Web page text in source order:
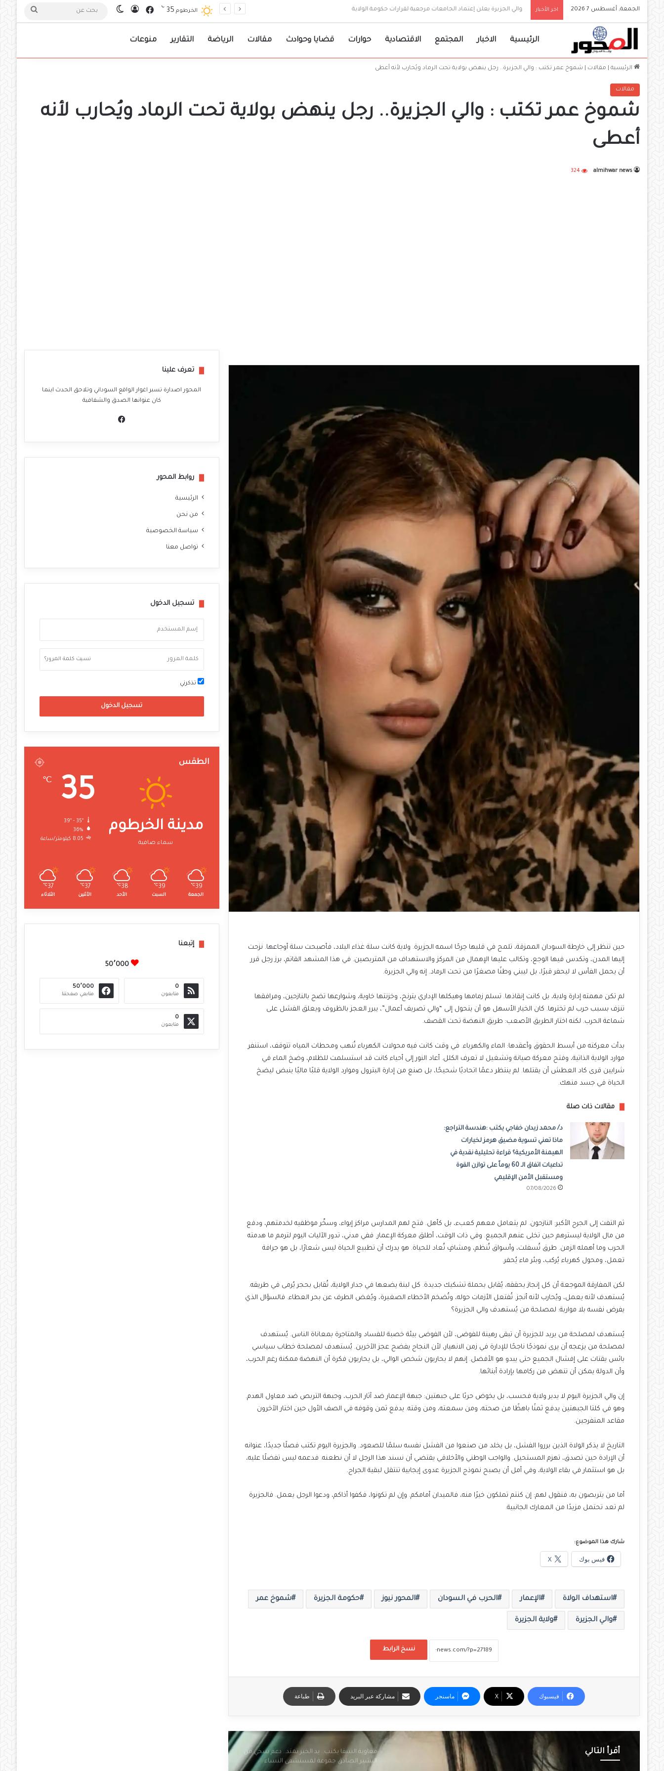
الجمعة, أغسطس 7 2026 اخر الأخبار والي الجزيرة يعلن إعتماد الجامعات مرجعية لقرارات حكومة الولاية الخرطوم 35
℃ فيسبوكتسجيل الدخول
الوضع المظلم
الرئيسية الاخبار المجتمع الاقتصادية حوارات قضايا وحوادث مقالات الرياضة التقارير منوعات
الرئيسية مقالات شموخ عمر تكتب : والي الجزيرة.. رجل ينهض بولاية تحت الرماد ويُحارب لأنه أعطى
مقالات
شموخ عمر تكتب : والي الجزيرة.. رجل ينهض بولاية تحت الرماد ويُحارب لأنه
أعطى
almihwar news
324
حين تنظر إلى خارطة السودان الممزقة، تلمح في قلبها جرحًا اسمه الجزيرة. ولاية كانت سلة غذاء البلاد، فأصبحت سلة أوجاعها. نزحت
إليها المدن، وتكدس فيها الوجع، وتكالب عليها الإهمال من المركز والاستهداف من المتربصين. في هذا المشهد القاتم، برز رجل قرر
أن يحمل الفأس لا ليحفر قبرًا، بل ليبني وطنًا مصغرًا من تحت الرماد. إنه والي الجزيرة.
لم تكن مهمته إدارة ولاية، بل كانت إنقاذها. تسلم زمامها وهيكلها الإداري يترنح، وخزنتها خاوية، وشوارعها تضج بالنازحين، ومرافقها
تنزف بسبب حرب لم تخترها. كان الخيار الأسهل هو أن يتحول إلى “والي تصريف أعمال”، يبرر العجز بالظروف ويعلق الفشل على
شماعة الحرب. لكنه اختار الطريق الأصعب: طريق النهضة تحت القصف.
بدأت معركته من أبسط الحقوق وأعقدها: الماء والكهرباء. في وقت كانت فيه محولات الكهرباء تُنهب ومحطات المياه تتوقف، استنفر
موارد الولاية الذاتية، وفتح معركة صيانة وتشغيل لا تعرف الكلل. أعاد النور إلى أحياء كانت قد استسلمت للظلام، وضخ الماء في
شرايين قرى كاد العطش أن يقتلها. لم ينتظر دعمًا اتحاديًا شحيحًا، بل صنع من إدارة البترول وموارد الولاية قلبًا ماليًا ينبض ليضخ
الحياة في جسد منهك.
مقالات ذات صلة
د/ محمد زيدان خفاجي يكتب :هندسة التراجع:
ماذا تعني تسوية مضيق هرمز لخيارات
الهيمنة الأمريكية؟ قراءة تحليلية نقدية في
تداعيات اتفاق الـ 60 يوماً على توازن القوة
ومستقبل الأمن الإقليمي
07/08/2026
ثم التفت إلى الجرح الأكبر: النازحون. لم يتعامل معهم كعبء، بل كأهل. فتح لهم المدارس مراكز إيواء، وسخّر موظفيه لخدمتهم، ودفع
من مال الولاية ليسترهم حين تخلى عنهم الجميع. وفي ذات الوقت، أطلق معركة الإعمار. ففي مدني، تدور الآليات اليوم لترمم ما هدمته
الحرب وما أهمله الزمن. طرق تُسفلت، وأسواق تُنظم، ومشافٍ تُعاد للحياة. هو يدرك أن تطبيع الحياة ليس شعارًا، بل هو جرافة
تعمل، ومحول كهرباء يُركب، وبئر ماء يُحفر.
لكن المفارقة الموجعة أن كل إنجاز يحققه، يُقابل بحملة تشكيك جديدة. كل لبنة يضعها في جدار الولاية، تُقابل بحجر يُرمى في طريقه.
يُستهدف لأنه يعمل، ويُحارب لأنه أنجز. تُفتعل الأزمات حوله، وتُضخم الأخطاء الصغيرة، ويُغض الطرف عن بحر العطاء. فالسؤال الذي
يفرض نفسه بلا مواربة: لمصلحة من يُستهدف والي الجزيرة؟
يُستهدف لمصلحة من يريد للجزيرة أن تبقى رهينة للفوضى، لأن الفوضى بيئة خصبة للفساد والمتاجرة بمعاناة الناس. يُستهدف
لمصلحة من يزعجه أن يرى نموذجًا ناجحًا للإدارة في زمن الانهيار، لأن النجاح يفضح عجز الآخرين. يُستهدف لمصلحة خطاب سياسي
بائس يقتات على إفشال الجميع حتى يبدو هو الأفضل. إنهم لا يحاربون شخص الوالي، بل يحاربون فكرة أن النهضة ممكنة رغم الحرب،
وأن الدولة يمكن أن تنهض من ركامها بإرادة أبنائها.
إن والي الجزيرة اليوم لا يدير ولاية فحسب، بل يخوض حربًا على جبهتين: جبهة الإعمار ضد آثار الحرب، وجبهة التربص ضد معاول الهدم.
وهو في كلتا الجبهتين يدفع ثمنًا باهظًا من صحته، ومن سمعته، ومن وقته. يدفع ثمن وقوفه في الصف الأول حين اختار الآخرون
مقاعد المتفرجين.
التاريخ لا يذكر الولاة الذين برروا الفشل، بل يخلد من صنعوا من الفشل نفسه سلمًا للصعود. والجزيرة اليوم تكتب فصلًا جديدًا، عنوانه
أن الإرادة حين تصدق، تهزم المستحيل. والواجب الوطني والأخلاقي يقتضي أن نسند هذا الرجل لا أن نطعنه. فدعمه ليس تفضلًا عليه،
بل هو استثمار في بقاء الولاية، وفي أمل أن يصبح نموذج الجزيرة عدوى إيجابية تنتقل لبقية الجراح.
أما من يتربصون به، فنقول لهم: إن كنتم تملكون خيرًا منه، فالميدان أمامكم. وإن لم تكونوا، فكفوا أذاكم، ودعوا الرجل يعمل. فالجزيرة
لم تعد تحتمل مزيدًا من المعارك الجانبية.
شارك هذا الموضوع:
فيس بوك X
استهداف الولاة الإعمار الحرب في السودان المحور نيوز حكومة الجزيرة شموخ عمر
والي الجزيرة ولاية الجزيرة
نسخ الرابط
فيسبوك ‫X ماسنجر مشاركة عبر البريد طباعة
أقرأ التالي
معاوية السقا يكتب.. يد الخير تمتد.. دعم سخي من
البشير الصادق جموعة لمستشفى النساء
تعرف علينا
المحور اصدارة تسبر اغوار الواقع السوداني وتلاحق الحدث اينما
كان عنوانها الصدق والشفافية
وك
روابط المحور
الرئيسية
من نحن
سياسة الخصوصية
تواصل معنا
تسجيل الدخول
نسيت كلمة المرور؟
تذكرني
تسجيل الدخول
الطقس
مدينة الخرطوم
سماء صافية
35
℃
39º - 35º
36%
8.05 كيلومتر/ساعة
39
℃
الجمعة
39
℃
السبت
38
℃
الأحد
37
℃
الأثنين
37
℃
الثلاثاء
إتبعنا
50٬000
0
متابعون
50٬000
متابعي صفحتنا
0
متابعون